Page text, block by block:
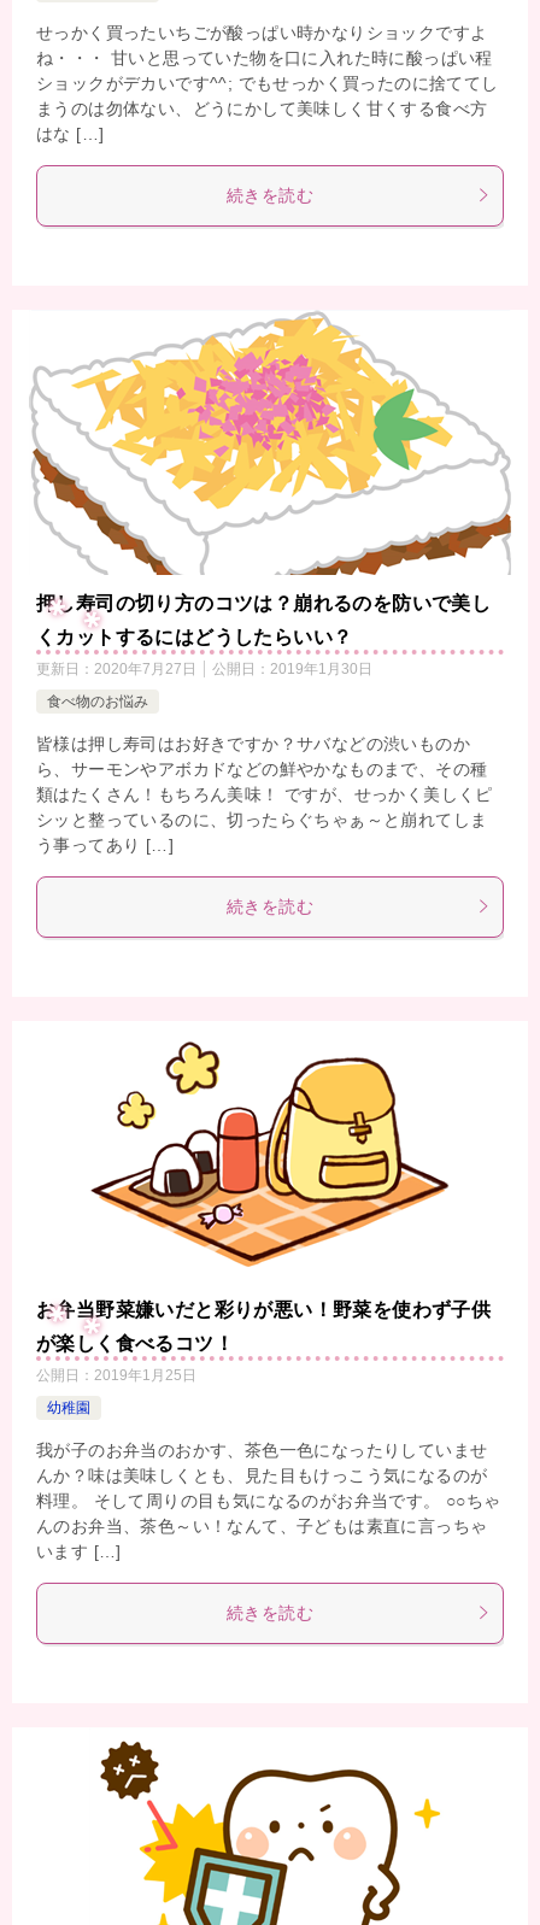
せっかく買ったいちごが酸っぱい時かなりショックですよ
ね・・・ 甘いと思っていた物を口に入れた時に酸っぱい程
ショックがデカいです^^; でもせっかく買ったのに捨ててし
まうのは勿体ない、どうにかして美味しく甘くする食べ方
はな […]
続きを読む
押し寿司の切り方のコツは？崩れるのを防いで美し
くカットするにはどうしたらいい？
更新日： 2020年7月27日 公開日： 2019年1月30日
食べ物のお悩み
皆様は押し寿司はお好きですか？サバなどの渋いものか
ら、サーモンやアボカドなどの鮮やかなものまで、その種
類はたくさん！もちろん美味！ ですが、せっかく美しくピ
シッと整っているのに、切ったらぐちゃぁ～と崩れてしま
う事ってあり […]
続きを読む
お弁当野菜嫌いだと彩りが悪い！野菜を使わず子供
が楽しく食べるコツ！
公開日： 2019年1月25日
幼稚園
我が子のお弁当のおかす、茶色一色になったりしていませ
んか？味は美味しくとも、見た目もけっこう気になるのが
料理。 そして周りの目も気になるのがお弁当です。 ○○ちゃ
んのお弁当、茶色～い！なんて、子どもは素直に言っちゃ
います […]
続きを読む